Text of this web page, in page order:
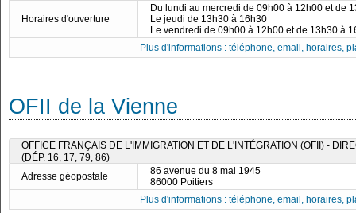
Horaires d'ouverture
Du lundi au mercredi de 09h00 à 12h00 et de
Le jeudi de 13h30 à 16h30
Le vendredi de 09h00 à 12h00 et de 13h30 à
Plus d'informations : téléphone, email, horaires,
OFII de la Vienne
OFFICE FRANÇAIS DE L'IMMIGRATION ET DE L'INTÉGRATION (OFII) -
(DÉP. 16, 17, 79, 86)
Adresse géopostale
86 avenue du 8 mai 1945
86000 Poitiers
Plus d'informations : téléphone, email, horaires,